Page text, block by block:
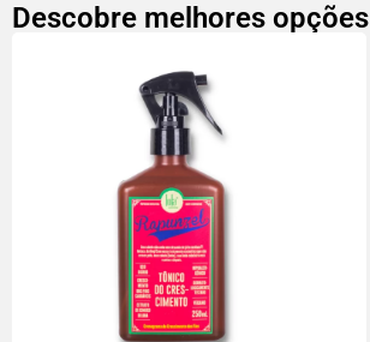
Descobre melhores opções